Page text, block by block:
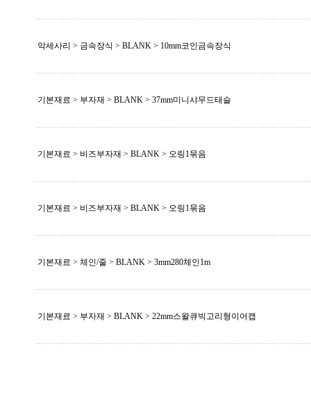
악세사리 > 금속장식 > BLANK > 10mm코인금속장식
기본재료 > 부자재 > BLANK > 37mm미니샤무드태슬
기본재료 > 비즈부자재 > BLANK > 오링1묶음
기본재료 > 비즈부자재 > BLANK > 오링1묶음
기본재료 > 체인/줄 > BLANK > 3mm280체인1m
기본재료 > 부자재 > BLANK > 22mm스왈큐빅고리형이어캡